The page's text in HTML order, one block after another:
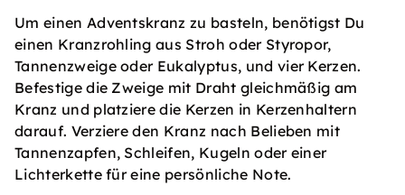
Um einen Adventskranz zu basteln, benötigst Du
einen Kranzrohling aus Stroh oder Styropor,
Tannenzweige oder Eukalyptus, und vier Kerzen.
Befestige die Zweige mit Draht gleichmäßig am
Kranz und platziere die Kerzen in Kerzenhaltern
darauf. Verziere den Kranz nach Belieben mit
Tannenzapfen, Schleifen, Kugeln oder einer
Lichterkette für eine persönliche Note.